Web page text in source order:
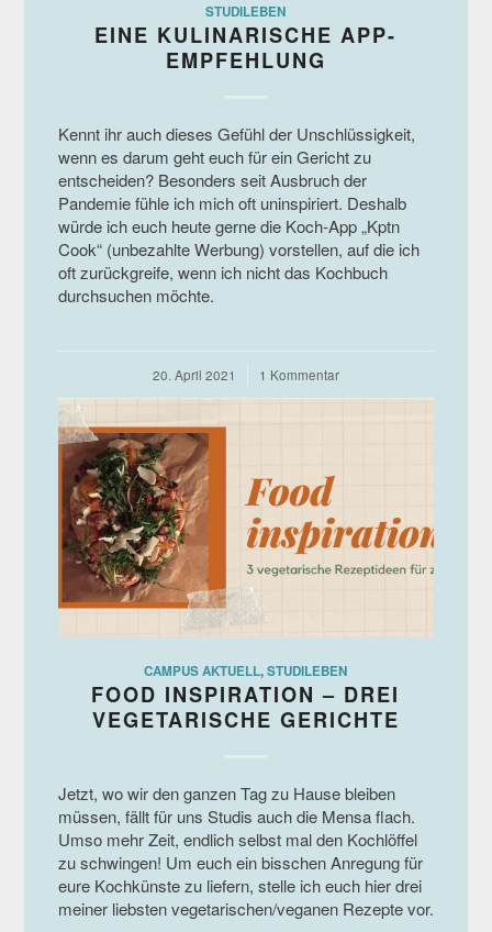
STUDILEBEN
EINE KULINARISCHE APP-
EMPFEHLUNG
Kennt ihr auch dieses Gefühl der Unschlüssigkeit,
wenn es darum geht euch für ein Gericht zu
entscheiden? Besonders seit Ausbruch der
Pandemie fühle ich mich oft uninspiriert. Deshalb
würde ich euch heute gerne die Koch-App „Kptn
Cook“ (unbezahlte Werbung) vorstellen, auf die ich
oft zurückgreife, wenn ich nicht das Kochbuch
durchsuchen möchte.
20. April 2021
/ 1 Kommentar
CAMPUS AKTUELL,STUDILEBEN
FOOD INSPIRATION – DREI
VEGETARISCHE GERICHTE
Jetzt, wo wir den ganzen Tag zu Hause bleiben
müssen, fällt für uns Studis auch die Mensa flach.
Umso mehr Zeit, endlich selbst mal den Kochlöffel
zu schwingen! Um euch ein bisschen Anregung für
eure Kochkünste zu liefern, stelle ich euch hier drei
meiner liebsten vegetarischen/veganen Rezepte vor.